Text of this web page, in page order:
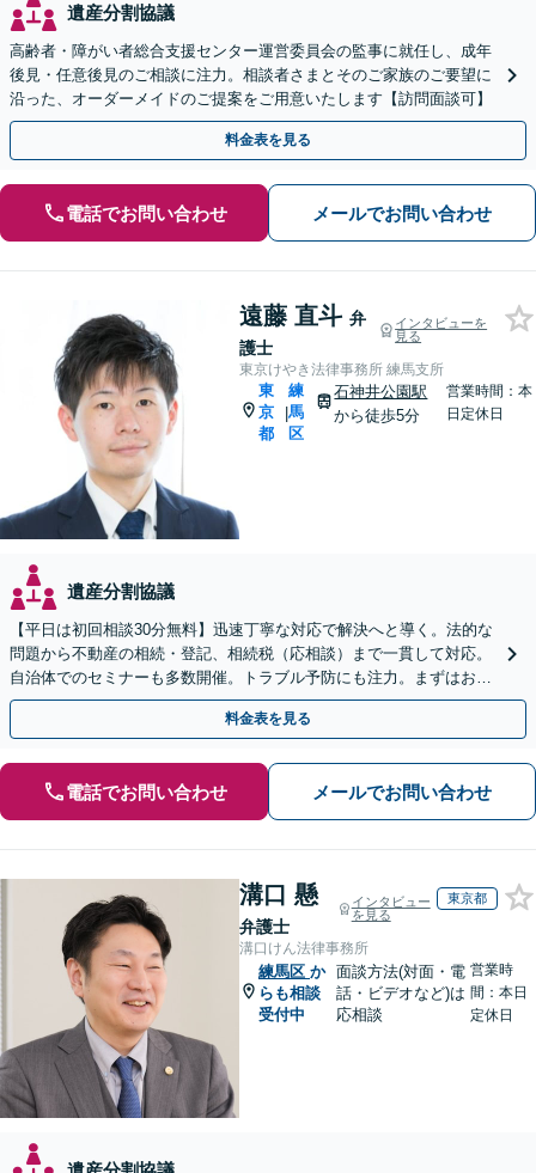
遺産分割協議
高齢者・障がい者総合支援センター運営委員会の監事に就任し、成年
後見・任意後見のご相談に注力。相談者さまとそのご家族のご要望に
沿った、オーダーメイドのご提案をご用意いたします【訪問面談可】
料金表を見る
電話でお問い合わせ メールでお問い合わせ
遠藤 直斗 弁
護士
インタビューを
見る
東京けやき法律事務所 練馬支所
東
京
都
|
練
馬
区
石神井公園駅
から徒歩5分
営業時間：本
日定休日
遺産分割協議
【平日は初回相談30分無料】迅速丁寧な対応で解決へと導く。法的な
問題から不動産の相続・登記、相続税（応相談）まで一貫して対応。
自治体でのセミナーも多数開催。トラブル予防にも注力。まずはお気
軽にご相談ください
料金表を見る
電話でお問い合わせ メールでお問い合わせ
溝口 懸
弁護士
インタビュー
を見る
東京都
溝口けん法律事務所
練馬区 か
らも相談
受付中
面談方法(対面・電
話・ビデオなど)は
応相談
営業時
間：本日
定休日